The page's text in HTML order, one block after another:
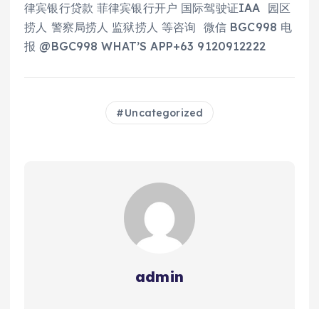
律宾银行贷款 菲律宾银行开户 国际驾驶证IAA 园区
捞人 警察局捞人 监狱捞人 等咨询 微信 BGC998 电
报 @BGC998 WHAT’S APP+63 9120912222
Uncategorized
admin